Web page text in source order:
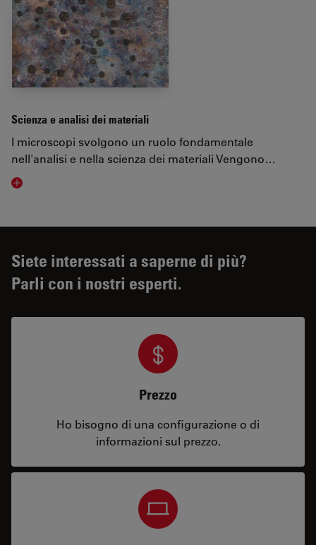
Scienza e analisi dei materiali
I microscopi svolgono un ruolo fondamentale
nell'analisi e nella scienza dei materiali Vengono…
Visit related page
Siete interessati a saperne di più?
Parli con i nostri esperti.
Prezzo
Ho bisogno di una configurazione o di
informazioni sul prezzo.